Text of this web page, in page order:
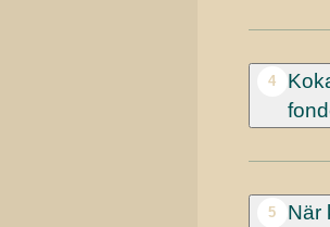
4
5 När